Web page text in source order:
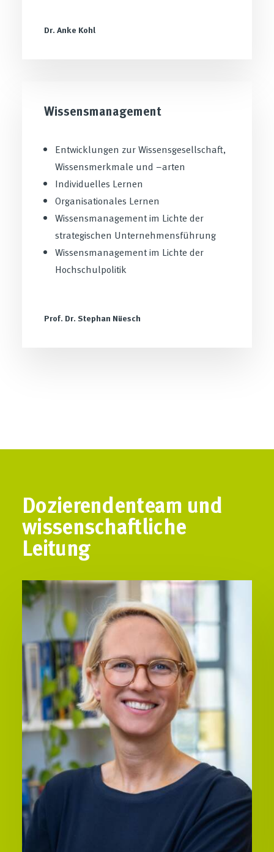
Dr. Anke Kohl
Wissensmanagement
Entwicklungen zur Wissensgesellschaft,
Wissensmerkmale und –arten
Individuelles Lernen
Organisationales Lernen
Wissensmanagement im Lichte der
strategischen Unternehmensführung
Wissensmanagement im Lichte der
Hochschulpolitik
Prof. Dr. Stephan Nüesch
Dozierendenteam und
wissenschaftliche
Leitung